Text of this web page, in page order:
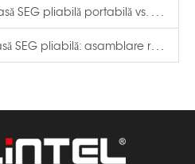
pliabilă portabilă vs. Ecrane tradiționale
asamblare rapidă pentru fundaluri de eveniment